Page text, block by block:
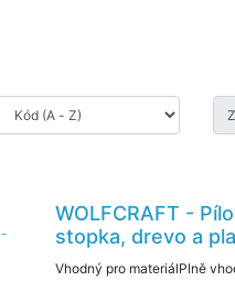
WOLFCRAFT -
stopka, drevo a
Vhodný pro materiálPlně